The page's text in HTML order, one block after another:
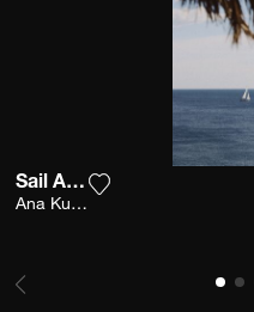
Sail Away
Ana Kutija